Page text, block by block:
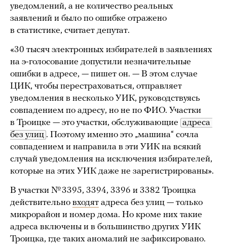
уведомлений, а не количество реальных
заявлений и было по ошибке отражено
в статистике, считает депутат.
«30 тысяч электронных избирателей в заявлениях
на э-голосование допустили незначительные
ошибки в адресе, — пишет он. — В этом случае
ЦИК, чтобы перестраховаться, отправляет
уведомления в несколько УИК, руководствуясь
совпадением по адресу, но не по ФИО. Участки
в Троицке — это участки, обслуживающие адреса
без улиц . Поэтому именно это „машина“ сочла
совпадением и направила в эти УИК на всякий
случай уведомления на исключения избирателей,
которые на этих УИК даже не зарегистрированы».
В участки № 3395, 3394, 3396 и 3382 Троицка
действительно входят адреса без улиц — только
микрорайон и номер дома. Но кроме них такие
адреса включены и в большинство других УИК
Троицка, где таких аномалий не зафиксировано.